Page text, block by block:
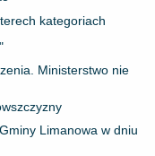
kategoriach
Ministerstwo nie
Limanowa w dniu